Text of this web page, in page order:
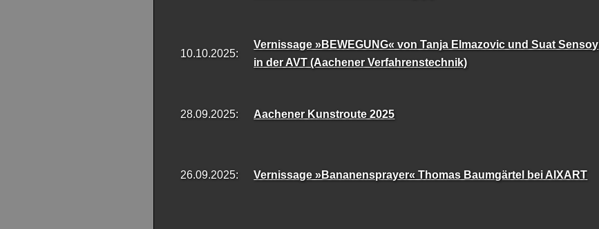
10.10.2025:
Vernissage »BEWEGUNG« von Tanja Elmazovic und Suat Sensoy
in der AVT (Aachener Verfahrenstechnik)
28.09.2025: Aachener Kunstroute 2025
26.09.2025: Vernissage »Bananensprayer« Thomas Baumgärtel bei AIXART